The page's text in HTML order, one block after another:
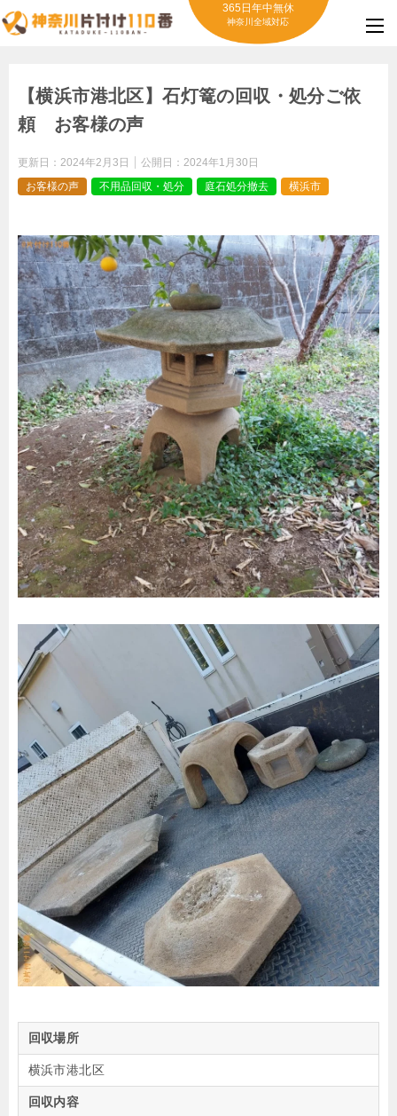
365日年中無休
神奈川全域対応
【横浜市港北区】石灯篭の回収・処分ご依
頼 お客様の声
更新日： 2024年2月3日 公開日： 2024年1月30日
お客様の声
不用品回収・処分 庭石処分撤去 横浜市
回収場所
横浜市港北区
回収内容